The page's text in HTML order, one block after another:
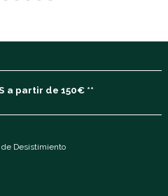
a partir de 150€ **
de Desistimiento